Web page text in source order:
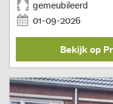
gemeubileerd
01-09-2026
Bekijk op